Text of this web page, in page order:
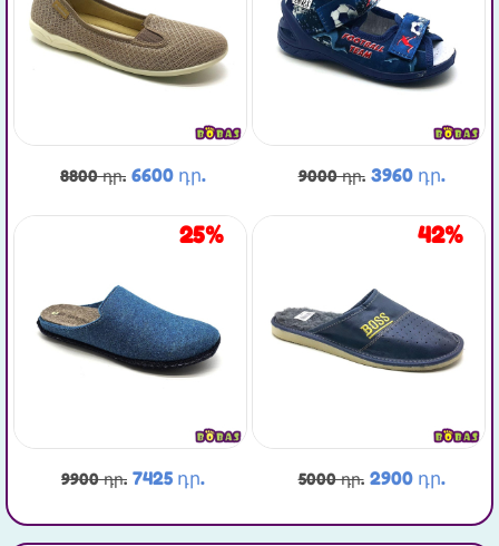
6600 դր.
8800 դր.
25%
7425 դր.
9900 դր.
3960 դր.
9000 դր.
42%
2900 դր.
5000 դր.